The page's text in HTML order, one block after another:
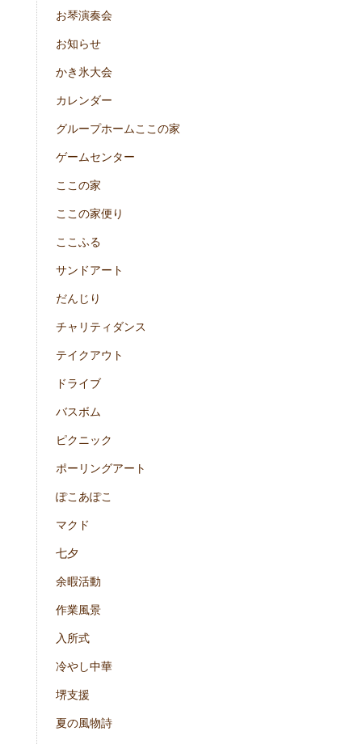
お琴演奏会
お知らせ
かき氷大会
カレンダー
グループホームここの家
ゲームセンター
ここの家
ここの家便り
ここふる
サンドアート
だんじり
チャリティダンス
テイクアウト
ドライブ
バスボム
ピクニック
ポーリングアート
ぽこあぽこ
マクド
七夕
余暇活動
作業風景
入所式
冷やし中華
堺支援
夏の風物詩